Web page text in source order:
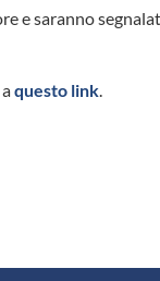
e saranno
questo link.